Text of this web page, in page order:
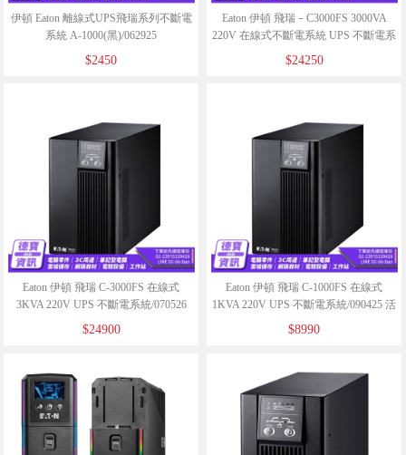
伊頓 Eaton 離線式UPS飛瑞系列不斷電
系統 A-1000(黑)/062925
$2450
Eaton 伊頓 飛瑞－C3000FS 3000VA
220V 在線式不斷電系統 UPS 不斷電系
統 不斷電/082225 現貨
$24250
Eaton 伊頓 飛瑞 C-3000FS 在線式
3KVA 220V UPS 不斷電系統/070526
$24900
Eaton 伊頓 飛瑞 C-1000FS 在線式
1KVA 220V UPS 不斷電系統/090425 活
動 限時
$8990